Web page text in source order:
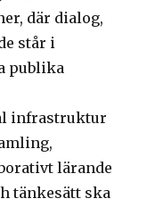
där dialog,
står i
publika
infrastruktur
lärande
tänkesätt ska